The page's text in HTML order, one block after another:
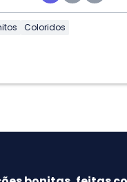
Coloridos